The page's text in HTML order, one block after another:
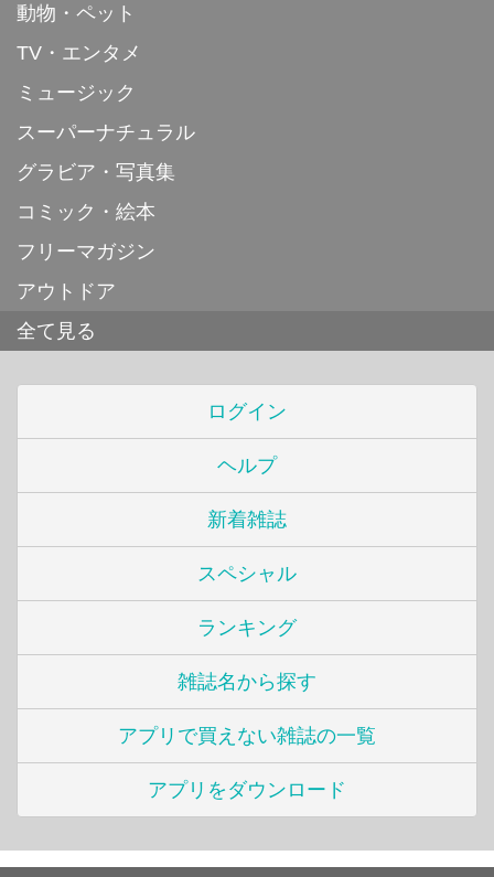
動物・ペット
TV・エンタメ
ミュージック
スーパーナチュラル
グラビア・写真集
コミック・絵本
フリーマガジン
アウトドア
全て見る
ログイン
ヘルプ
新着雑誌
スペシャル
ランキング
雑誌名から探す
アプリで買えない雑誌の一覧
アプリをダウンロード